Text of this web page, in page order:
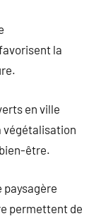
la
en ville
végétalisation
être.
permettent de